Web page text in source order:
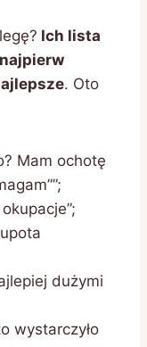
Ich lista
. Oto
Mam ochotę
dużymi
wystarczyło